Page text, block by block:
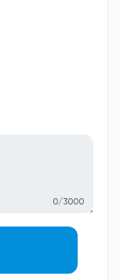
0/3000